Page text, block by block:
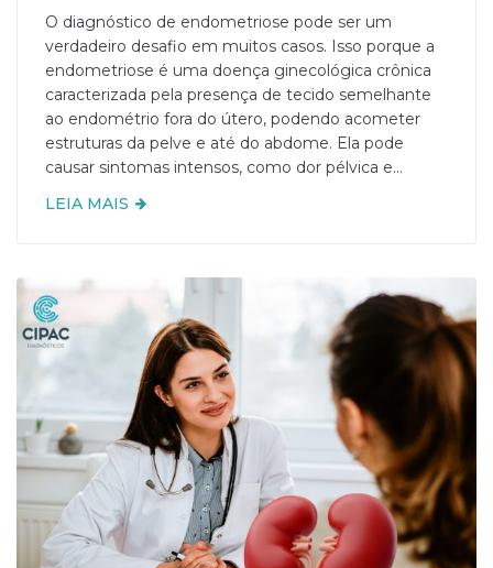
O diagnóstico de endometriose pode ser um
verdadeiro desafio em muitos casos. Isso porque a
endometriose é uma doença ginecológica crônica
caracterizada pela presença de tecido semelhante
ao endométrio fora do útero, podendo acometer
estruturas da pelve e até do abdome. Ela pode
causar sintomas intensos, como dor pélvica e...
LEIA MAIS